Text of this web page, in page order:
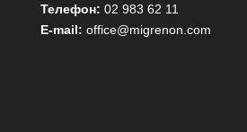
Телефон: 02 983 62 11
E-mail: office@migrenon.com